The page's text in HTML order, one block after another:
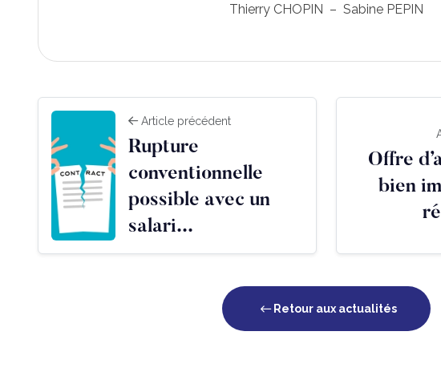
Thierry CHOPIN – Sabine PEPIN
Article précédent
Rupture
conventionnelle
possible avec un
salari...
Offre
bien
Retour aux actualités